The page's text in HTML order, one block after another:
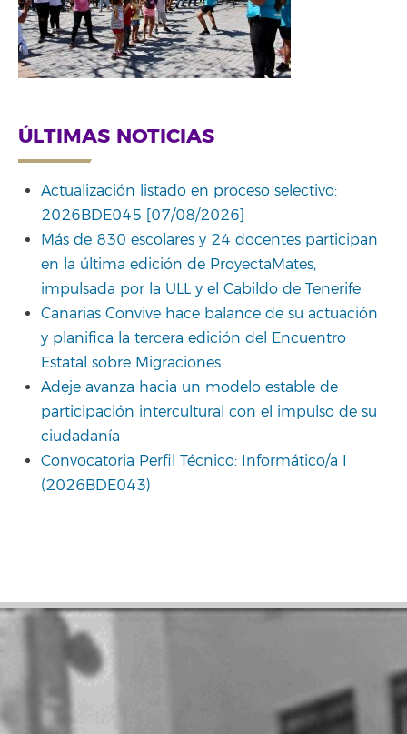
ÚLTIMAS NOTICIAS
Actualización listado en proceso selectivo:
2026BDE045 [07/08/2026]
Más de 830 escolares y 24 docentes participan
en la última edición de ProyectaMates,
impulsada por la ULL y el Cabildo de Tenerife
Canarias Convive hace balance de su actuación
y planifica la tercera edición del Encuentro
Estatal sobre Migraciones
Adeje avanza hacia un modelo estable de
participación intercultural con el impulso de su
ciudadanía
Convocatoria Perfil Técnico: Informático/a I
(2026BDE043)